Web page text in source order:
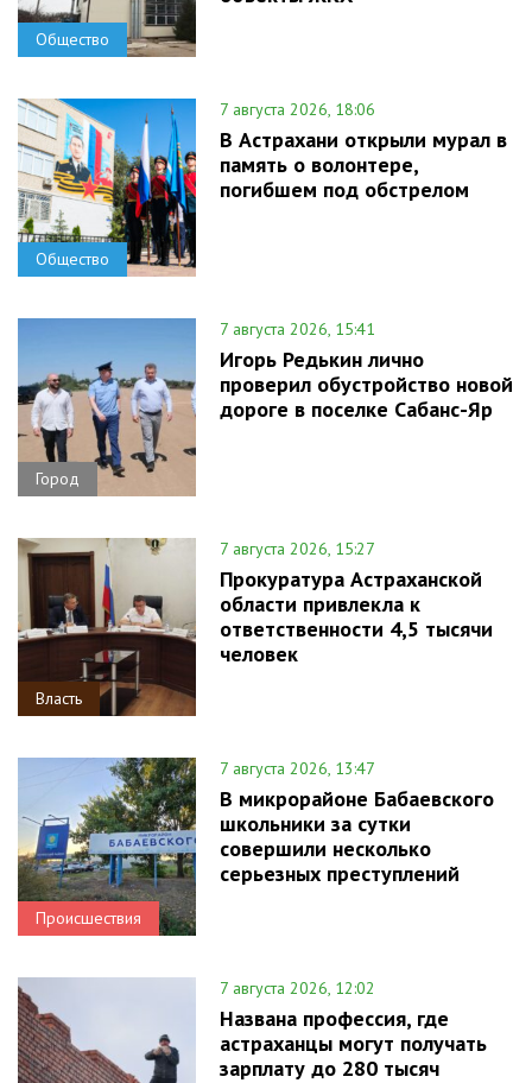
Общество
Общество
7 августа 2026, 18:06
В Астрахани открыли мурал в
память о волонтере,
погибшем под обстрелом
Город
7 августа 2026, 15:41
Игорь Редькин лично
проверил обустройство новой
дороге в поселке Сабанс-Яр
Власть
7 августа 2026, 15:27
Прокуратура Астраханской
области привлекла к
ответственности 4,5 тысячи
человек
Происшествия
7 августа 2026, 13:47
В микрорайоне Бабаевского
школьники за сутки
совершили несколько
серьезных преступлений
7 августа 2026, 12:02
Названа профессия, где
астраханцы могут получать
зарплату до 280 тысяч